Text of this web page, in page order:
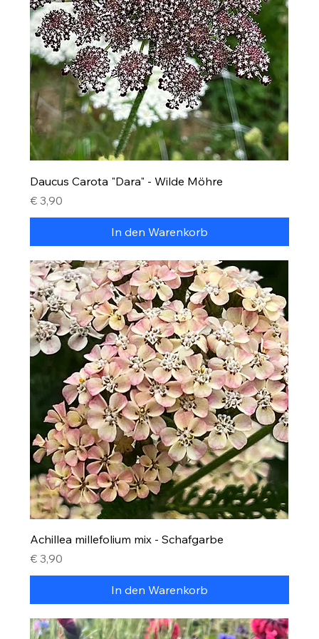
Daucus Carota "Dara" - Wilde Möhre
Preis
€ 3,90
In den Warenkorb
Achillea millefolium mix - Schafgarbe
Preis
€ 3,90
In den Warenkorb